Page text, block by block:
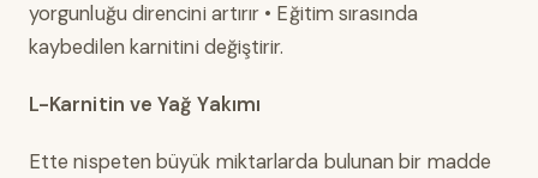
yorgunluğu direncini artırır • Eğitim sırasında
kaybedilen karnitini değiştirir.
L-Karnitin ve Yağ Yakımı
Ette nispeten büyük miktarlarda bulunan bir madde